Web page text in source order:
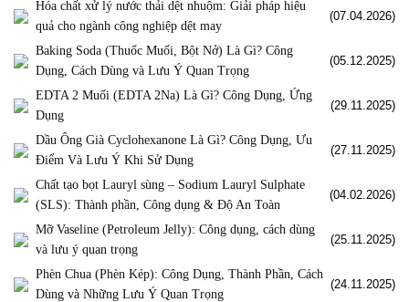
Hóa chất xử lý nước thải dệt nhuộm: Giải pháp hiệu
quả cho ngành công nghiệp dệt may
(07.04.2026)
Baking Soda (Thuốc Muối, Bột Nở) Là Gì? Công
Dụng, Cách Dùng và Lưu Ý Quan Trọng
(05.12.2025)
EDTA 2 Muối (EDTA 2Na) Là Gì? Công Dụng, Ứng
Dụng
(29.11.2025)
Dầu Ông Già Cyclohexanone Là Gì? Công Dụng, Ưu
Điểm Và Lưu Ý Khi Sử Dụng
(27.11.2025)
Chất tạo bọt Lauryl sùng – Sodium Lauryl Sulphate
(SLS): Thành phần, Công dụng & Độ An Toàn
(04.02.2026)
Mỡ Vaseline (Petroleum Jelly): Công dụng, cách dùng
và lưu ý quan trọng
(25.11.2025)
Phèn Chua (Phèn Kép): Công Dụng, Thành Phần, Cách
Dùng và Những Lưu Ý Quan Trọng
(24.11.2025)